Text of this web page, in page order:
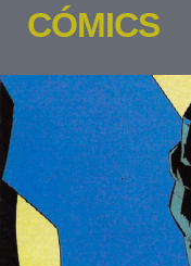
CÓMICS